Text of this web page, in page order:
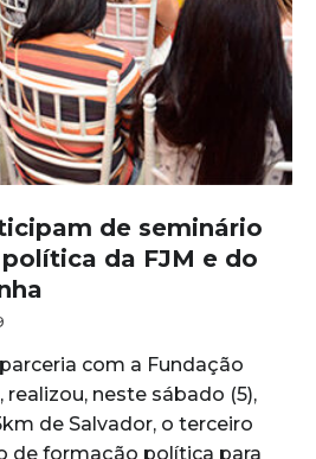
de seminário
da FJM e do
com a Fundação
neste sábado (5),
de Salvador, o terceiro
de formação política para